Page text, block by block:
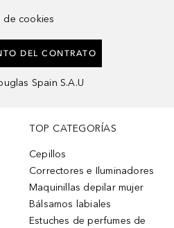
de cookies
DEL CONTRATO
Spain S.A.U
TOP CATEGORÍAS
Cepillos
Correctores e Iluminadores
Maquinillas depilar mujer
Bálsamos labiales
Estuches de perfumes de